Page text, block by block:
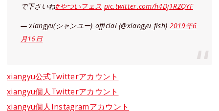
で下さいね#やついフェス pic.twitter.com/h4Dj1RZQYF
— xiangyu(シャンユー)_official (@xiangyu_fish) 2019年6
月16日
xiangyu公式Twitterアカウント
xiangyu個人Twitterアカウント
xiangyu個人Instagramアカウント